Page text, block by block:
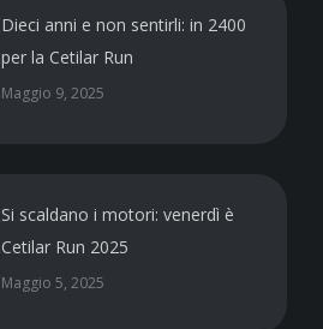
Dieci anni e non sentirli: in 2400
per la Cetilar Run
Maggio 9, 2025
Si scaldano i motori: venerdì è
Cetilar Run 2025
Maggio 5, 2025